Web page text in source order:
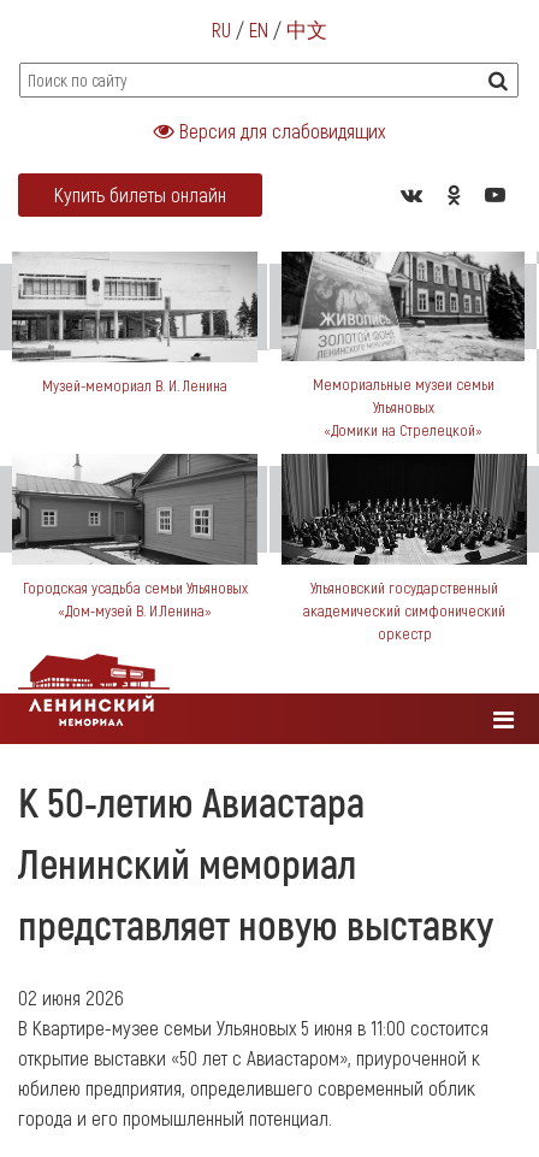
RU / EN / 中文
Версия для слабовидящих
Купить билеты онлайн
Музей-мемориал В. И. Ленина
Мемориальные музеи семьи
Ульяновых
«Домики на Стрелецкой»
Городская усадьба семьи Ульяновых
«Дом-музей В. И.Ленина»
Ульяновский государственный
академический симфонический
оркестр
К 50-летию Авиастара
Ленинский мемориал
представляет новую выставку
02 июня 2026
В Квартире-музее семьи Ульяновых 5 июня в 11:00 состоится
открытие выставки «50 лет с Авиастаром», приуроченной к
юбилею предприятия, определившего современный облик
города и его промышленный потенциал.